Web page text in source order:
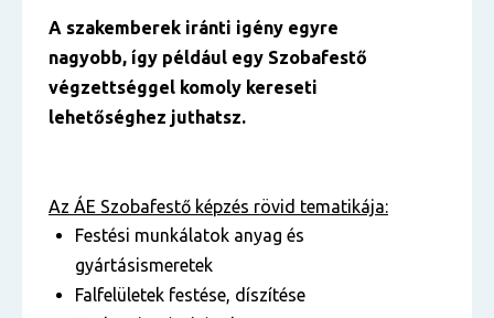
A szakemberek iránti igény egyre
nagyobb, így például egy Szobafestő
végzettséggel komoly kereseti
lehetőséghez juthatsz.
Az ÁE Szobafestő képzés rövid tematikája:
Festési munkálatok anyag és
gyártásismeretek
Falfelületek festése, díszítése